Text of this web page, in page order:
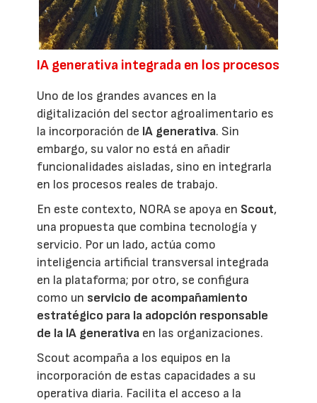
IA generativa integrada en los procesos
Uno de los grandes avances en la
digitalización del sector agroalimentario es
la incorporación de IA generativa. Sin
embargo, su valor no está en añadir
funcionalidades aisladas, sino en integrarla
en los procesos reales de trabajo.
En este contexto, NORA se apoya en Scout,
una propuesta que combina tecnología y
servicio. Por un lado, actúa como
inteligencia artificial transversal integrada
en la plataforma; por otro, se configura
como un servicio de acompañamiento
estratégico para la adopción responsable
de la IA generativa en las organizaciones.
Scout acompaña a los equipos en la
incorporación de estas capacidades a su
operativa diaria. Facilita el acceso a la